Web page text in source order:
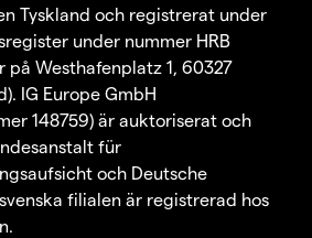
Tyskland och registrerat under
under nummer HRB
på Westhafenplatz 1, 60327
IG Europe GmbH
148759) är auktoriserat och
für
och Deutsche
filialen är registrerad hos